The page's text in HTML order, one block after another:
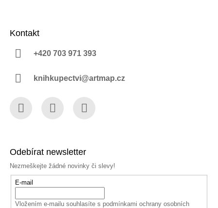
Kontakt
+420 703 971 393
knihkupectvi@artmap.cz
Odebírat newsletter
Nezmeškejte žádné novinky či slevy!
E-mail
Vložením e-mailu souhlasíte s podmínkami ochrany osobních